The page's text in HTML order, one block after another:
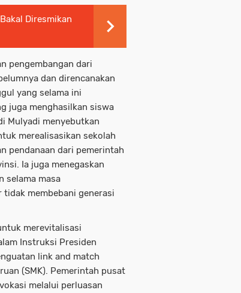
Diresmikan
pengembangan dari
dan direncanakan
yang selama ini
juga menghasilkan siswa
Mulyadi menyebutkan
merealisasikan sekolah
pendanaan dari pemerintah
Ia juga menegaskan
selama masa
membebani generasi
merevitalisasi
Instruksi Presiden
link and match
(SMK). Pemerintah pusat
melalui perluasan